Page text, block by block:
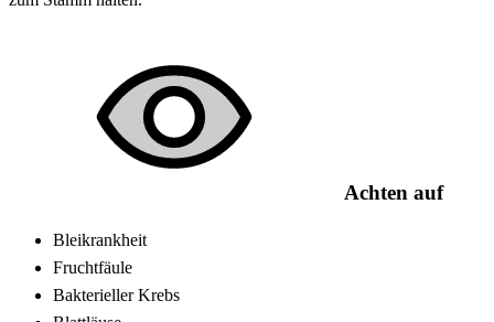
Achten auf
Bleikrankheit
Fruchtfäule
Bakterieller Krebs